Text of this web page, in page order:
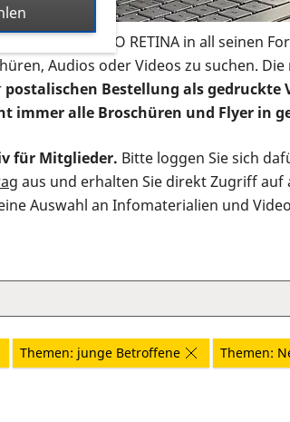
der PRO RETINA in all seinen
Audios oder Videos zu suchen.
postalischen Bestellung als gedruckte
immer alle Broschüren und Flyer in
für Mitglieder. Bitte loggen Sie sich
aus und erhalten Sie direkt Zugriff auf
Auswahl an Infomaterialien und
Themen: junge Betroffene Themen: